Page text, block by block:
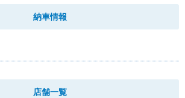
納車情報
店舗一覧